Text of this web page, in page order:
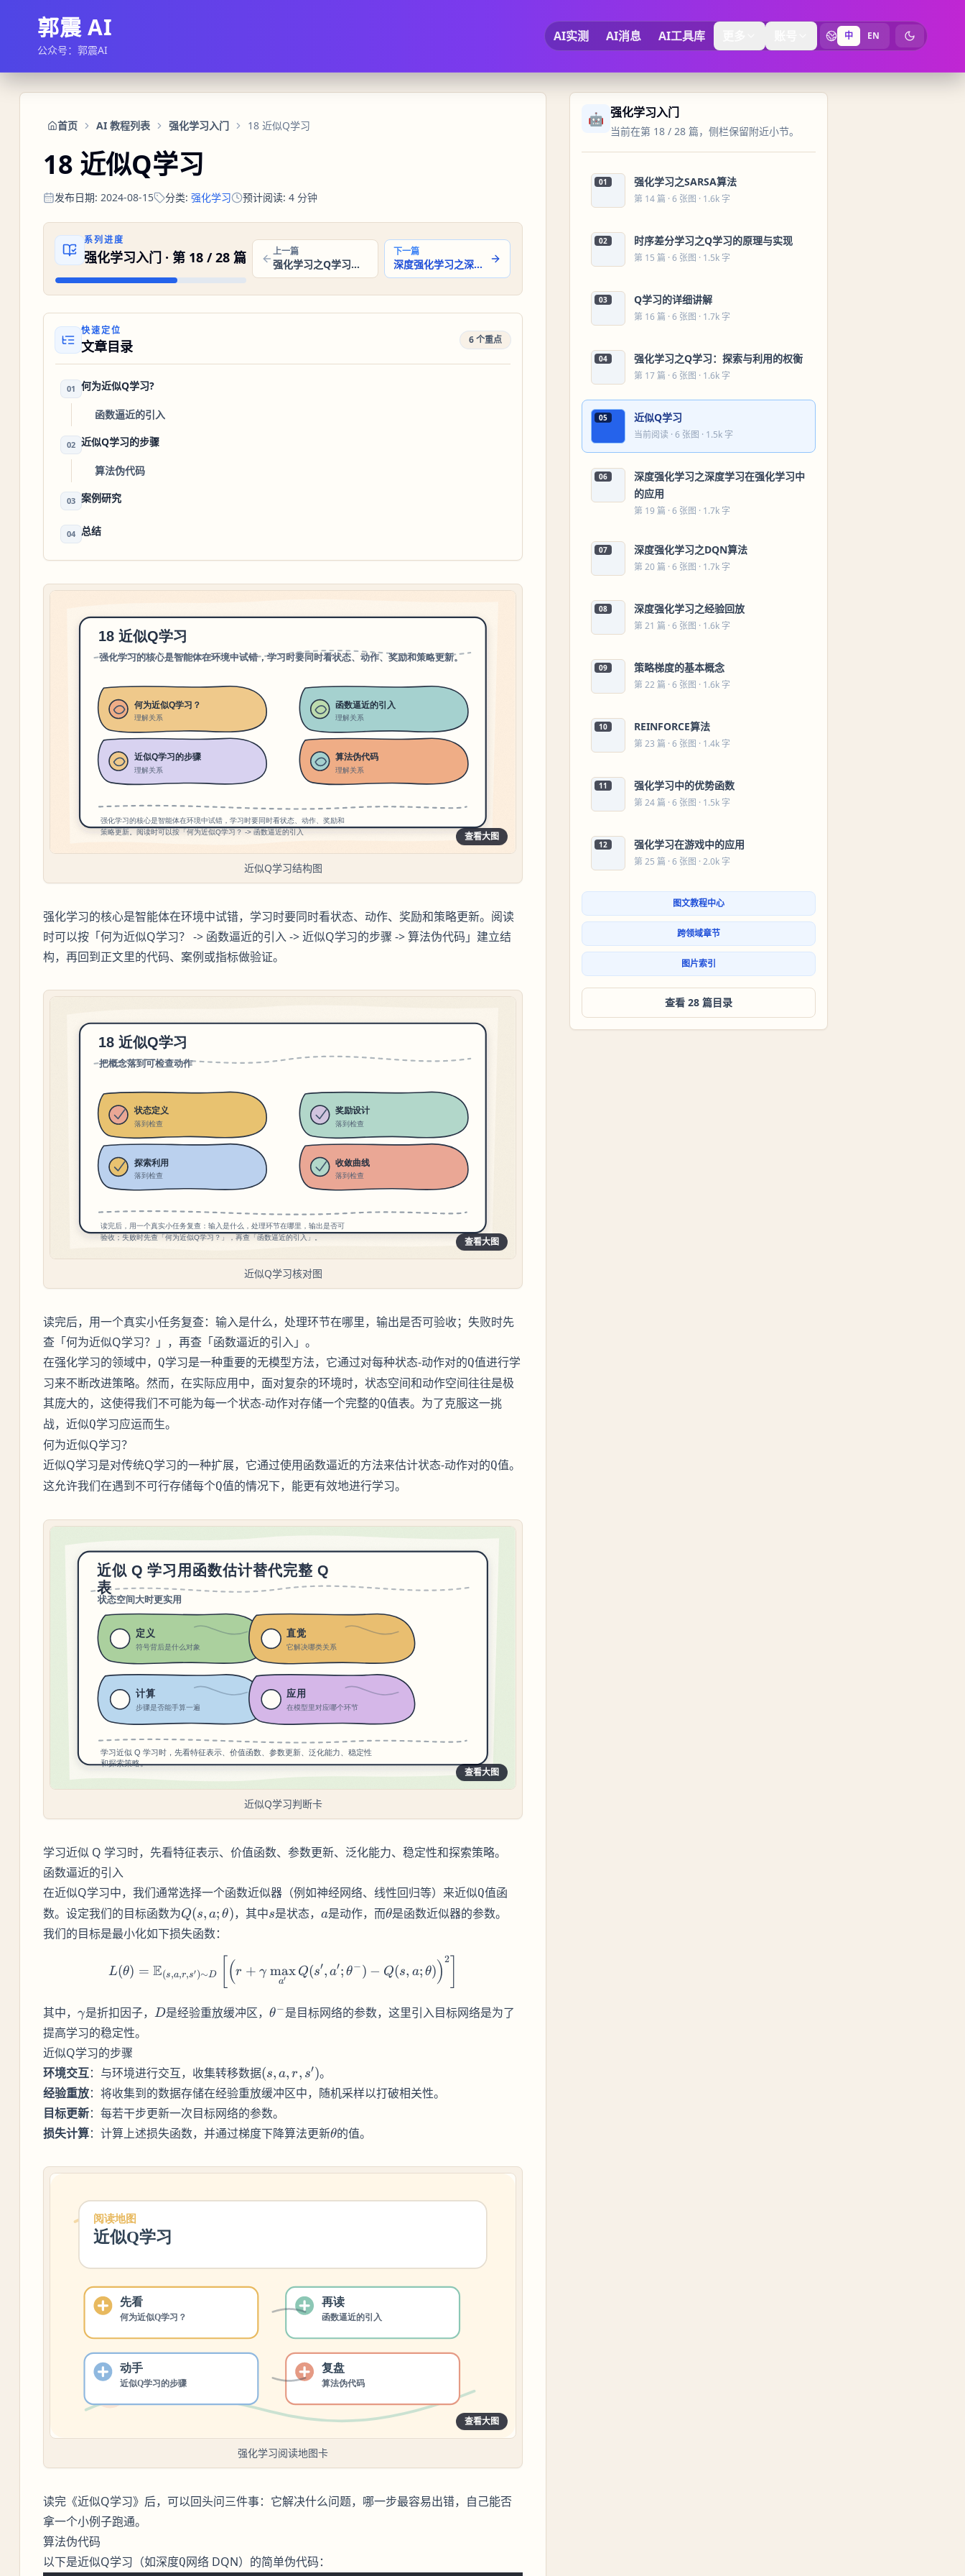
郭震 AI
公众号：郭震AI
AI实测 AI消息 AI工具库 中 EN 切换为暗黑
首页 AI 教程列表 强化学习入门 18 近似Q学习
18 近似Q学习
发布日期: 2024-08-15 分类: 强化学习 预计阅读: 4 分钟
系列进度
强化学习入门 · 第 18/28篇 上一篇
强化学习之Q学习：探索与利用的权衡
下一篇
深度强化学习之深度学习在强化学习中的应用
快速定位
文章目录 6 个重点
01 何为近似Q学习?
函数逼近的引入
02 近似Q学习的步骤
算法伪代码
03 案例研究
04 总结
查看大图
近似Q学习结构图
强化学习的核心是智能体在环境中试错，学习时要同时看状态、动作、奖励和策略更新。阅读
时可以按「何为近似Q学习？ -> 函数逼近的引入 -> 近似Q学习的步骤 -> 算法伪代码」建立结
构，再回到正文里的代码、案例或指标做验证。
查看大图
近似Q学习核对图
读完后，用一个真实小任务复查：输入是什么，处理环节在哪里，输出是否可验收；失败时先
查「何为近似Q学习？」，再查「函数逼近的引入」。
在强化学习的领域中， Q学习是一种重要的无模型方法，它通过对每种状态-动作对的Q值进行学
习来不断改进策略。然而，在实际应用中，面对复杂的环境时，状态空间和动作空间往往是极
其庞大的，这使得我们不可能为每一个状态-动作对存储一个完整的Q值表。为了克服这一挑
战， 近似Q学习应运而生。
何为近似Q学习？
近似Q学习是对传统Q学习的一种扩展，它通过使用函数逼近的方法来估计状态-动作对的Q值。
这允许我们在遇到不可行存储每个Q值的情况下，能更有效地进行学习。
查看大图
近似Q学习判断卡
学习近似 Q 学习时，先看特征表示、价值函数、参数更新、泛化能力、稳定性和探索策略。
函数逼近的引入
在近似Q学习中，我们通常选择一个函数近似器（例如神经网络、线性回归等）来近似Q值函
数。设定我们的目标函数为Q(s, a;
\theta)
Q(s, a; θ)，其中s
s是状态， a
a是动作，而\theta
θ是函数近似器的参数。
我们的目标是最小化如下损失函数：
L(\theta) = \mathbb{E}_{(s, a, r, s') \sim D} \left[ \left( r + \gamma \max_{a'} Q(s', a'; \theta^-) - Q(s, a;
L(θ) = E(s,a,r,s′)∼D (r + γ
a′
max Q(s′, a′; θ−) − Q(s, a; θ))2
其中， \gamma
γ是折扣因子， D
D是经验重放缓冲区，\theta^-
θ−是目标网络的参数，这里引入目标网络是为了
提高学习的稳定性。
近似Q学习的步骤
环境交互：与环境进行交互，收集转移数据(s,
a,
r,
s')
(s, a, r, s′)。
经验重放：将收集到的数据存储在经验重放缓冲区中，随机采样以打破相关性。
目标更新：每若干步更新一次目标网络的参数。
损失计算：计算上述损失函数，并通过梯度下降算法更新\theta
θ的值。
查看大图
强化学习阅读地图卡
读完《近似Q学习》后，可以回头问三件事：它解决什么问题，哪一步最容易出错，自己能否
拿一个小例子跑通。
算法伪代码
以下是近似Q学习（如深度Q网络DQN）的简单伪代码：
🤖 强化学习入门
当前在第 18 / 28 篇，侧栏保留附近小节。
01 强化学习之SARSA算法
第 14 篇 · 6 张图 · 1.6k 字
02 时序差分学习之Q学习的原理与实现
第 15 篇 · 6 张图 · 1.5k 字
03 Q学习的详细讲解
第 16 篇 · 6 张图 · 1.7k 字
04 强化学习之Q学习：探索与利用的权衡
第 17 篇 · 6 张图 · 1.6k 字
05 近似Q学习
当前阅读 · 6 张图 · 1.5k 字
06
深度强化学习之深度学习在强化学习中
的应用
第 19 篇 · 6 张图 · 1.7k 字
07 深度强化学习之DQN算法
第 20 篇 · 6 张图 · 1.7k 字
08 深度强化学习之经验回放
第 21 篇 · 6 张图 · 1.6k 字
09 策略梯度的基本概念
第 22 篇 · 6 张图 · 1.6k 字
10 REINFORCE算法
第 23 篇 · 6 张图 · 1.4k 字
11 强化学习中的优势函数
第 24 篇 · 6 张图 · 1.5k 字
12 强化学习在游戏中的应用
第 25 篇 · 6 张图 · 2.0k 字
图文教程中心
跨领域章节
图片索引
查看 28 篇目录